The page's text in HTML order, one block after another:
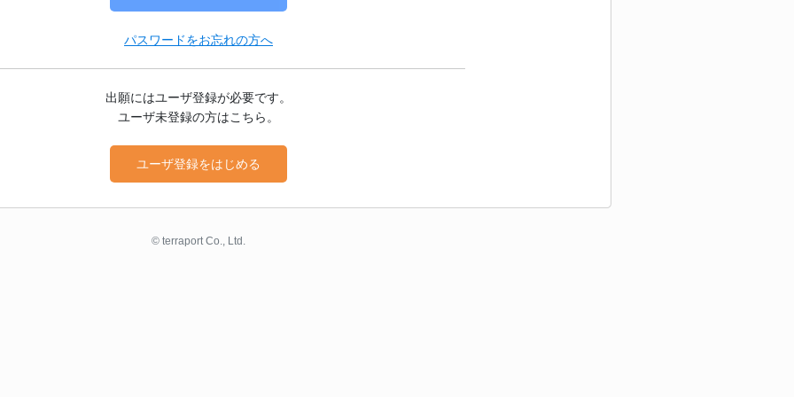
パスワードをお忘れの方へ
出願にはユーザ登録が必要です。
ユーザ未登録の方はこちら。
ユーザ登録をはじめる
© terraport Co., Ltd.